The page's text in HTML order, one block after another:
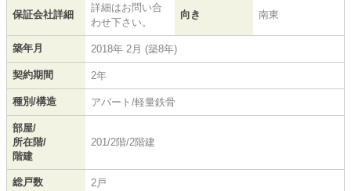
保証会社詳細
詳細はお問い合
わせ下さい。
向き 南東
築年月 2018年 2月 (築8年)
契約期間 2年
種別/構造 アパート/軽量鉄骨
部屋/
所在階/
階建
201/2階/2階建
総戸数 2戸